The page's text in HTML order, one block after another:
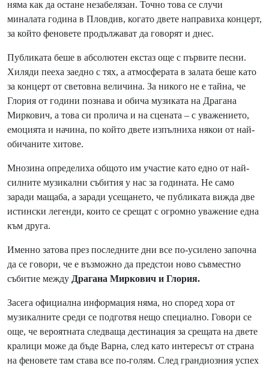
няма как да остане незабелязан. Точно това се случи
миналата година в Пловдив, когато двете направиха концерт,
за който феновете продължават да говорят и днес.
Публиката беше в абсолютен екстаз още с първите песни.
Хиляди пееха заедно с тях, а атмосферата в залата беше като
за концерт от световна величина. За никого не е тайна, че
Глория от години познава и обича музиката на Драгана
Миркович, а това си пролича и на сцената – с уважението,
емоцията и начина, по който двете изпълниха някои от най-
обичаните хитове.
Мнозина определиха общото им участие като едно от най-
силните музикални събития у нас за годината. Не само
заради мащаба, а заради усещането, че публиката вижда две
истински легенди, които се срещат с огромно уважение една
към друга.
Именно затова през последните дни все по-усилено започна
да се говори, че е възможно да предстои ново съвместно
събитие между Драгана Миркович и Глория.
Засега официална информация няма, но според хора от
музикалните среди се подготвя нещо специално. Говори се
още, че вероятната следваща дестинация за срещата на двете
кралици може да бъде Варна, след като интересът от страна
на феновете там става все по-голям. След грандиозния успех